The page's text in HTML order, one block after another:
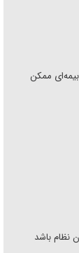
ممکن
نظام باشد